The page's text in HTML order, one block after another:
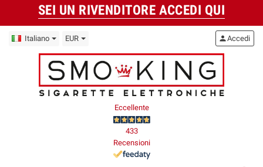
SEI UN RIVENDITORE ACCEDI QUI
Italiano EUR
Eccellente
433
Recensioni
personAccedi